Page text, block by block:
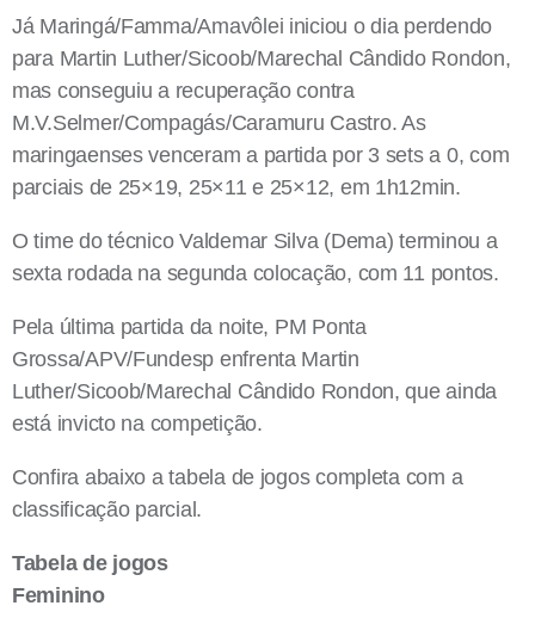
Já Maringá/Famma/Amavôlei iniciou o dia perdendo
para Martin Luther/Sicoob/Marechal Cândido Rondon,
mas conseguiu a recuperação contra
M.V.Selmer/Compagás/Caramuru Castro. As
maringaenses venceram a partida por 3 sets a 0, com
parciais de 25×19, 25×11 e 25×12, em 1h12min.
O time do técnico Valdemar Silva (Dema) terminou a
sexta rodada na segunda colocação, com 11 pontos.
Pela última partida da noite, PM Ponta
Grossa/APV/Fundesp enfrenta Martin
Luther/Sicoob/Marechal Cândido Rondon, que ainda
está invicto na competição.
Confira abaixo a tabela de jogos completa com a
classificação parcial.
Tabela de jogos
Feminino